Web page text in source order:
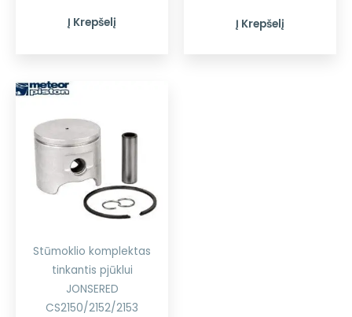
Į Krepšelį Į Krepšelį
Stūmoklio komplektas
tinkantis pjūklui
JONSERED
CS2150/2152/2153